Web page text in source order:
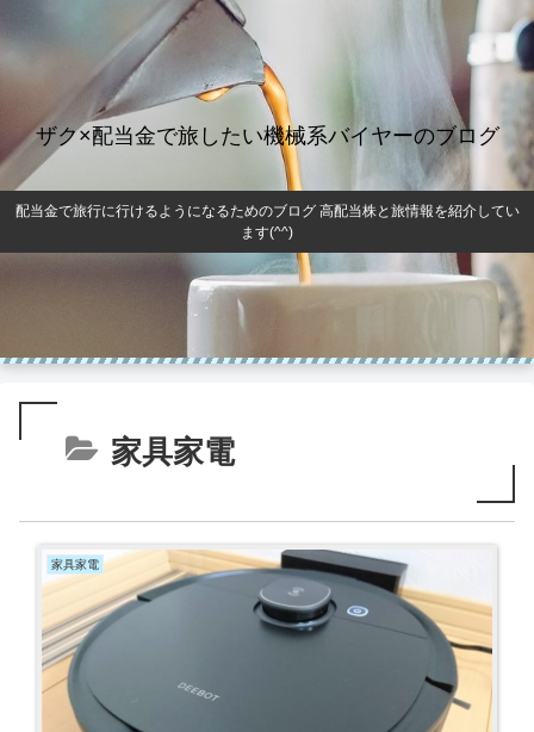
ザク×配当金で旅したい機械系バイヤーのブログ
配当金で旅行に行けるようになるためのブログ 高配当株と旅情報を紹介してい
ます(^^)
家具家電
家具家電